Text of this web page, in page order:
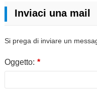
Inviaci una mail
Si prega di inviare un
Oggetto: *